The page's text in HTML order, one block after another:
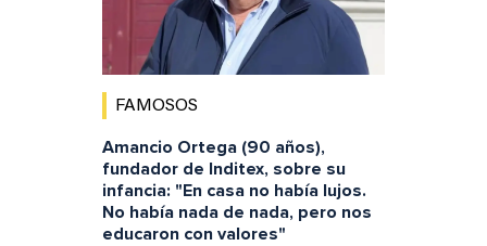
FAMOSOS
Amancio Ortega (90 años),
fundador de Inditex, sobre su
infancia: "En casa no había lujos.
No había nada de nada, pero nos
educaron con valores"